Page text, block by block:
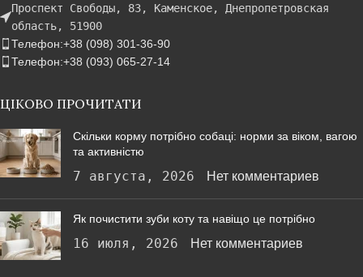
Проспект Свободы, 83, Каменское, Днепропетровская
область, 51900
Телефон:+38 (098) 301-36-90
Телефон:+38 (093) 065-27-14
ЦІКОВО ПРОЧИТАТИ
Скільки корму потрібно собаці: норми за віком, вагою
та активністю
7 августа, 2026 Нет комментариев
Як почистити зуби коту та навіщо це потрібно
16 июля, 2026 Нет комментариев